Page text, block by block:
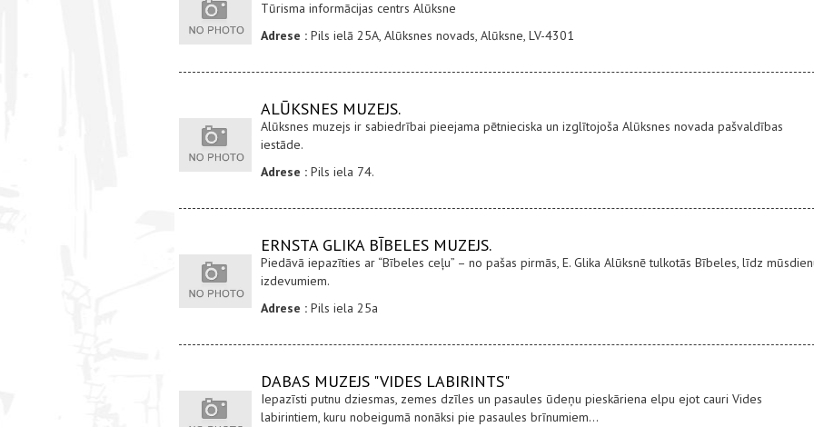
Tūrisma informācijas centrs Alūksne
Adrese : Pils ielā 25A, Alūksnes novads, Alūksne, LV-4301
ALŪKSNES MUZEJS.
Alūksnes muzejs ir sabiedrībai pieejama pētnieciska un izglītojoša Alūksnes novada pašvaldības
iestāde.
Adrese : Pils iela 74.
ERNSTA GLIKA BĪBELES MUZEJS.
Piedāvā iepazīties ar “Bībeles ceļu” – no pašas pirmās, E. Glika Alūksnē tulkotās Bībeles, līdz
izdevumiem.
Adrese : Pils iela 25a
DABAS MUZEJS "VIDES LABIRINTS"
Iepazīsti putnu dziesmas, zemes dzīles un pasaules ūdeņu pieskāriena elpu ejot cauri Vides
labirintiem, kuru nobeigumā nonāksi pie pasaules brīnumiem...